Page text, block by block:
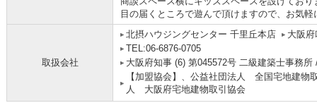
目の届くところで遊んで頂けますので、お気
取扱会社
北摂ハウジングセンター 千里丘本店
大阪
TEL:06-6876-0705
大阪府知事 (6) 第045572号 二級建築士事務
【加盟協会】、公益社団法人 全国宅地建物
人 大阪府宅地建物取引協会